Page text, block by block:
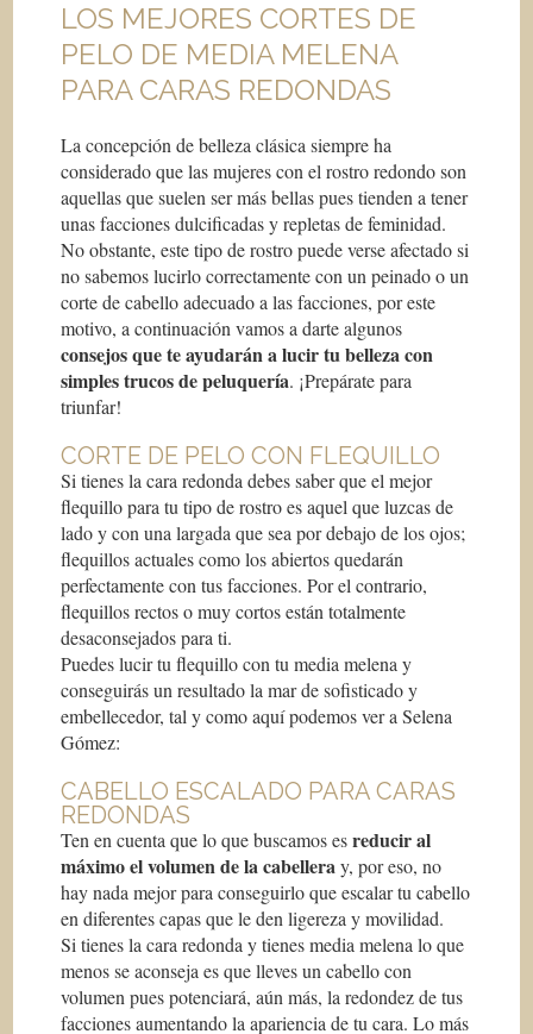
LOS MEJORES CORTES DE
PELO DE MEDIA MELENA
PARA CARAS REDONDAS
La concepción de belleza clásica siempre ha
considerado que las mujeres con el rostro redondo son
aquellas que suelen ser más bellas pues tienden a tener
unas facciones dulcificadas y repletas de feminidad.
No obstante, este tipo de rostro puede verse afectado si
no sabemos lucirlo correctamente con un peinado o un
corte de cabello adecuado a las facciones, por este
motivo, a continuación vamos a darte algunos
consejos que te ayudarán a lucir tu belleza con
simples trucos de peluquería. ¡Prepárate para
triunfar!
CORTE DE PELO CON FLEQUILLO
Si tienes la cara redonda debes saber que el mejor
flequillo para tu tipo de rostro es aquel que luzcas de
lado y con una largada que sea por debajo de los ojos;
flequillos actuales como los abiertos quedarán
perfectamente con tus facciones. Por el contrario,
flequillos rectos o muy cortos están totalmente
desaconsejados para ti.
Puedes lucir tu flequillo con tu media melena y
conseguirás un resultado la mar de sofisticado y
embellecedor, tal y como aquí podemos ver a Selena
Gómez:
CABELLO ESCALADO PARA CARAS
REDONDAS
Ten en cuenta que lo que buscamos esreducir al
máximo el volumen de la cabelleray, por eso, no
hay nada mejor para conseguirlo que escalar tu cabello
en diferentes capas que le den ligereza y movilidad.
Si tienes la cara redonda y tienes media melena lo que
menos se aconseja es que lleves un cabello con
volumen pues potenciará, aún más, la redondez de tus
facciones aumentando la apariencia de tu cara. Lo más